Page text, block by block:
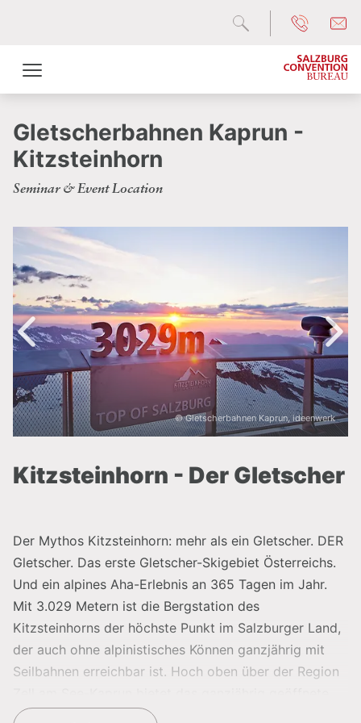
Gletscherbahnen Kaprun -
Kitzsteinhorn
Seminar & Event Location
© Gletscherbahnen Kaprun, ideenwerk
Kitzsteinhorn - Der Gletscher
Der Mythos Kitzsteinhorn: mehr als ein Gletscher. DER
Gletscher. Das erste Gletscher-Skigebiet Österreichs.
Und ein alpines Aha-Erlebnis an 365 Tagen im Jahr.
Mit 3.029 Metern ist die Bergstation des
Kitzsteinhorns der höchste Punkt im Salzburger Land,
der auch ohne alpinistisches Können ganzjährig mit
Seilbahnen erreichbar ist. Hoch oben über der Region
Ausflugsziel „Gipfelwelt 3000“ mit Cinema 3000 –